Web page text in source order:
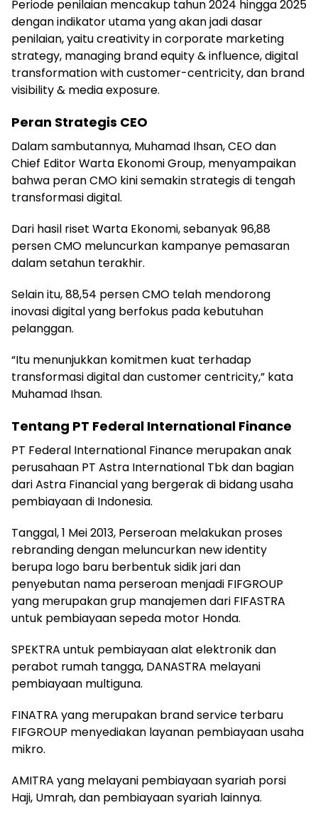
Periode penilaian mencakup tahun 2024 hingga 2025
dengan indikator utama yang akan jadi dasar
penilaian, yaitu creativity in corporate marketing
strategy, managing brand equity & influence, digital
transformation with customer-centricity, dan brand
visibility & media exposure.
Peran Strategis CEO
Dalam sambutannya, Muhamad Ihsan, CEO dan
Chief Editor Warta Ekonomi Group, menyampaikan
bahwa peran CMO kini semakin strategis di tengah
transformasi digital.
Dari hasil riset Warta Ekonomi, sebanyak 96,88
persen CMO meluncurkan kampanye pemasaran
dalam setahun terakhir.
Selain itu, 88,54 persen CMO telah mendorong
inovasi digital yang berfokus pada kebutuhan
pelanggan.
“Itu menunjukkan komitmen kuat terhadap
transformasi digital dan customer centricity,” kata
Muhamad Ihsan.
Tentang PT Federal International Finance
PT Federal International Finance merupakan anak
perusahaan PT Astra International Tbk dan bagian
dari Astra Financial yang bergerak di bidang usaha
pembiayaan di Indonesia.
Tanggal, 1 Mei 2013, Perseroan melakukan proses
rebranding dengan meluncurkan new identity
berupa logo baru berbentuk sidik jari dan
penyebutan nama perseroan menjadi FIFGROUP
yang merupakan grup manajemen dari FIFASTRA
untuk pembiayaan sepeda motor Honda.
SPEKTRA untuk pembiayaan alat elektronik dan
perabot rumah tangga, DANASTRA melayani
pembiayaan multiguna.
FINATRA yang merupakan brand service terbaru
FIFGROUP menyediakan layanan pembiayaan usaha
mikro.
AMITRA yang melayani pembiayaan syariah porsi
Haji, Umrah, dan pembiayaan syariah lainnya.